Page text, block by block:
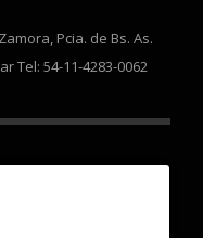
Pcia. de Bs. As.
Tel: 54-11-4283-0062